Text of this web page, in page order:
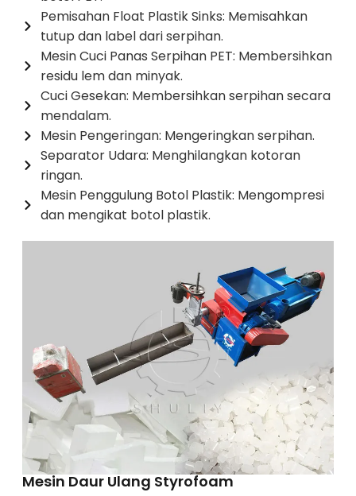
Pemisahan Float Plastik Sinks: Memisahkan
tutup dan label dari serpihan.
Mesin Cuci Panas Serpihan PET: Membersihkan
residu lem dan minyak.
Cuci Gesekan: Membersihkan serpihan secara
mendalam.
Mesin Pengeringan: Mengeringkan serpihan.
Separator Udara: Menghilangkan kotoran
ringan.
Mesin Penggulung Botol Plastik: Mengompresi
dan mengikat botol plastik.
Mesin Daur Ulang Styrofoam